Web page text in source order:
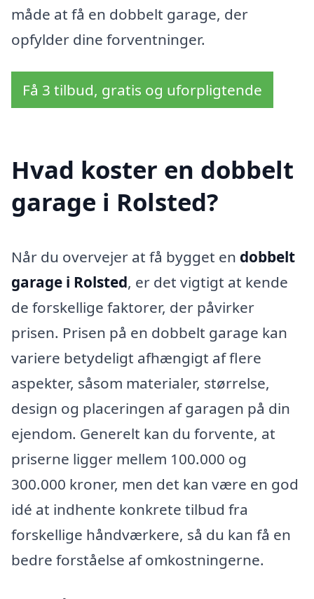
måde at få en dobbelt garage, der
opfylder dine forventninger.
Få 3 tilbud, gratis og uforpligtende
Hvad koster en dobbelt
garage i Rolsted?
Når du overvejer at få bygget en dobbelt
garage i Rolsted, er det vigtigt at kende
de forskellige faktorer, der påvirker
prisen. Prisen på en dobbelt garage kan
variere betydeligt afhængigt af flere
aspekter, såsom materialer, størrelse,
design og placeringen af garagen på din
ejendom. Generelt kan du forvente, at
priserne ligger mellem 100.000 og
300.000 kroner, men det kan være en god
idé at indhente konkrete tilbud fra
forskellige håndværkere, så du kan få en
bedre forståelse af omkostningerne.